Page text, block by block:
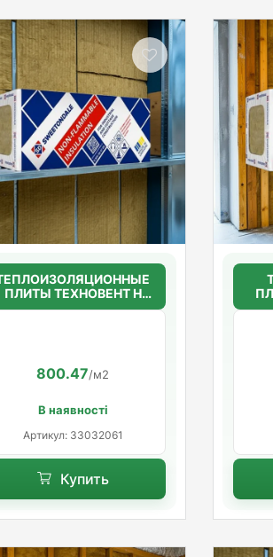
ПЛИТЫ ТЕХНОВЕНТ Н
50мм.(36г/м3)
800.47/м2
В наявності
Артикул: 33032061
Купить